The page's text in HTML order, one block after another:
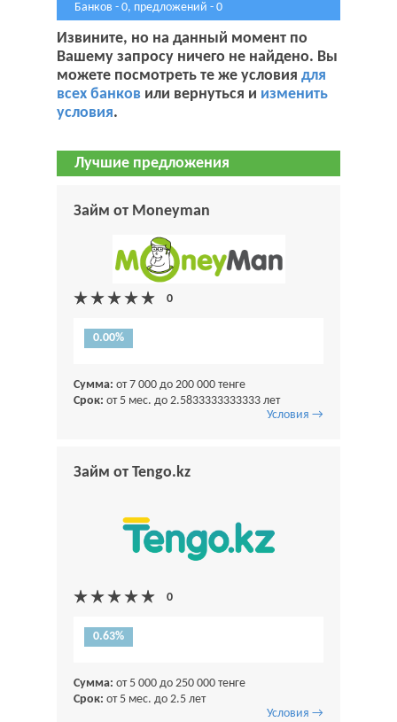
Банков - 0, предложений - 0
Извините, но на данный момент по
Вашему запросу ничего не найдено. Вы
можете посмотреть те же условия для
всех банков или вернуться и изменить
условия.
Лучшие предложения
Займ от Moneyman
0.00%
Сумма: от 7 000 до 200 000 тенге
Срок: от 5 мес. до 2.5833333333333 лет
Условия →
Займ от Tengo.kz
0.63%
Сумма: от 5 000 до 250 000 тенге
Срок: от 5 мес. до 2.5 лет
Условия →